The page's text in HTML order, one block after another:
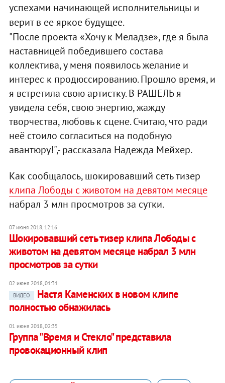
успехами начинающей исполнительницы и
верит в ее яркое будущее.
"После проекта «Хочу к Меладзе», где я была
наставницей победившего состава
коллектива, у меня появилось желание и
интерес к продюссированию. Прошло время, и
я встретила свою артистку. В РАШЕЛЬ я
увидела себя, свою энергию, жажду
творчества, любовь к сцене. Считаю, что ради
неё стоило согласиться на подобную
авантюру!",- рассказала Надежда Мейхер.
Как сообщалось, шокировавший сеть тизер
клипа Лободы с животом на девятом месяце
набрал 3 млн просмотров за сутки.
07 июня 2018, 12:16
Шокировавший сеть тизер клипа Лободы с
животом на девятом месяце набрал 3 млн
просмотров за сутки
02 июня 2018, 01:31
ВИДЕО
Настя Каменских в новом клипе
полностью обнажилась
01 июня 2018, 02:35
Группа "Время и Стекло" представила
провокационный клип